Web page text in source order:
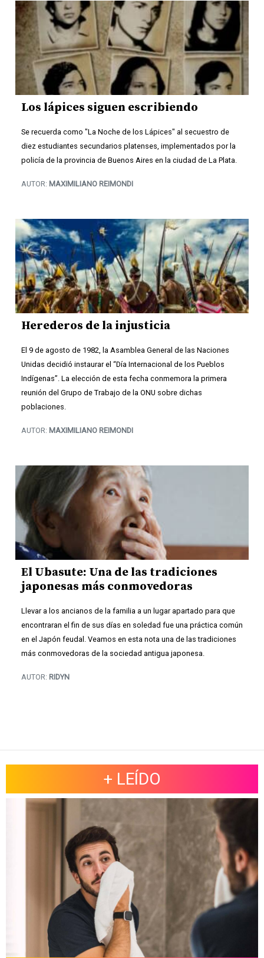
Los lápices siguen escribiendo
Se recuerda como "La Noche de los Lápices" al secuestro de
diez estudiantes secundarios platenses, implementados por la
policía de la provincia de Buenos Aires en la ciudad de La Plata.
AUTOR: MAXIMILIANO REIMONDI
Herederos de la injusticia
El 9 de agosto de 1982, la Asamblea General de las Naciones
Unidas decidió instaurar el “Día Internacional de los Pueblos
Indígenas”. La elección de esta fecha conmemora la primera
reunión del Grupo de Trabajo de la ONU sobre dichas
poblaciones.
AUTOR: MAXIMILIANO REIMONDI
El Ubasute: Una de las tradiciones
japonesas más conmovedoras
Llevar a los ancianos de la familia a un lugar apartado para que
encontraran el fin de sus días en soledad fue una práctica común
en el Japón feudal. Veamos en esta nota una de las tradiciones
más conmovedoras de la sociedad antigua japonesa.
AUTOR: RIDYN
+ LEÍDO